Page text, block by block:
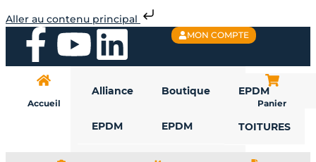
Aller au contenu principal
au
contenuF
a
c
Y
o
u
L
i
n
MON COMPTE
Accueil
Alliance
EPDM
Boutique
EPDM
EPDM
TOITURES
Panier